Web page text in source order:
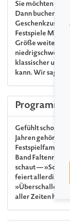
Sie möchten uns
Dann buchen
Festspiele MV
Größe weiterhin
klassischer und
kann. Wir
Programm
Gefühlt schon
Jahren gehört
Festspielfamilie.
Band Faltenradio
schaut —
feiert allerdings
»Überschall«.
aller Zeiten hört